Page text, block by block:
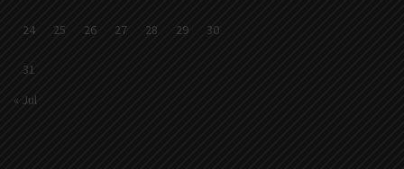
24 25 26 27 28 29 30
31
« Jul